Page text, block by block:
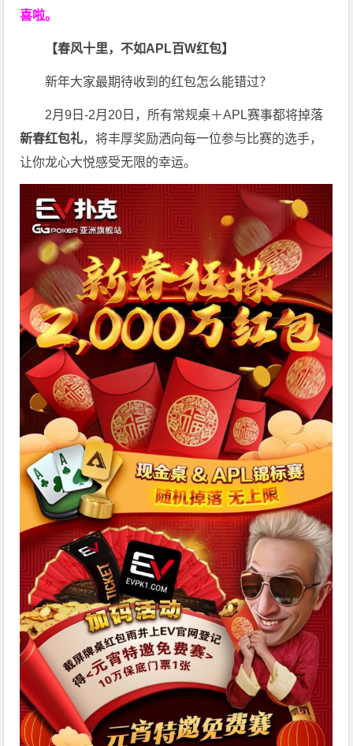
喜啦。
【春风十里，不如APL百W红包】
新年大家最期待收到的红包怎么能错过？
2月9日-2月20日，所有常规桌＋APL赛事都将掉落
新春红包礼，将丰厚奖励洒向每一位参与比赛的选手，
让你龙心大悦感受无限的幸运。